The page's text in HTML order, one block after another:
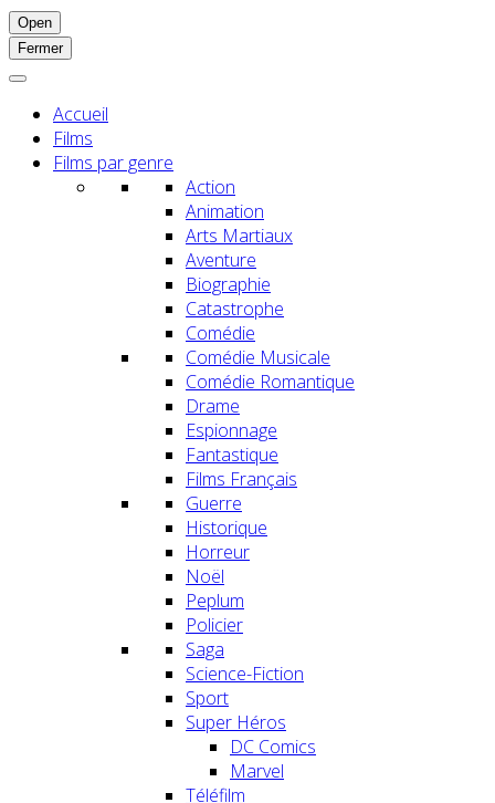
Open
Fermer
Accueil
Films
Films par genre
Action
Animation
Arts Martiaux
Aventure
Biographie
Catastrophe
Comédie
Comédie Musicale
Comédie Romantique
Drame
Espionnage
Fantastique
Films Français
Guerre
Historique
Horreur
Noël
Peplum
Policier
Saga
Science-Fiction
Sport
Super Héros
DC Comics
Marvel
Téléfilm